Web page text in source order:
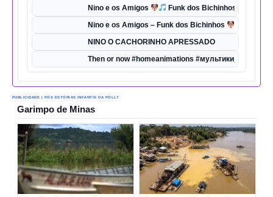
Nino e os Amigos Funk dos Bichinhos | Dança
Nino e os Amigos – Funk dos Bichinhos
NINO O CACHORINHO APRESSADO
Then or now #homeanimations
PUBLICIDADE | PÓS ESTÓRIAS INFANTIS DA POLLY
Garimpo de Minas